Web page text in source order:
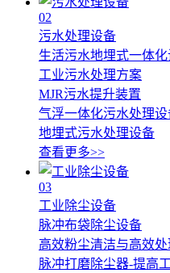
02
污水处理设备
生活污水地埋式一体
工业污水处理方案
MJR污水提升装置
气浮一体化污水处理设
地埋式污水处理设备
查看更多>>
03
工业除尘设备
脉冲布袋除尘设备
高效粉尘清洁与高效
脉冲打磨除尘器-提高